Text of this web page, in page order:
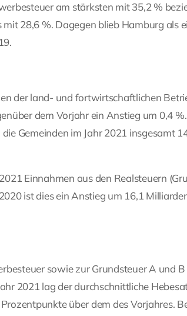
am stärksten mit 35,2 %
28,6 %. Dagegen blieb Hamburg als
der land- und fortwirtschaftlichen
dem Vorjahr ein Anstieg um 0,4
Gemeinden im Jahr 2021 insgesamt
Einnahmen aus den Realsteuern
ist dies ein Anstieg um 16,1
sowie zur Grund­steuer A und
2021 lag der durchschnittliche
über dem des Vorjahres.